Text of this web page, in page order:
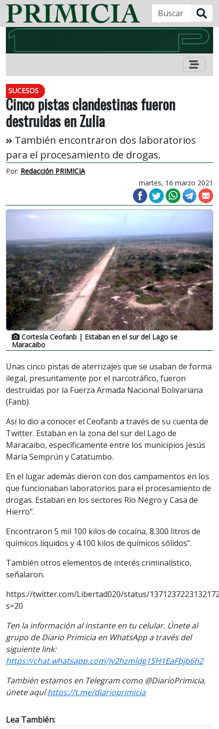
SUCESOS
Cinco pistas clandestinas fueron
destruidas en Zulia
También encontraron dos laboratorios
para el procesamiento de drogas.
Por: Redacción PRIMICIA
martes, 16 marzo 2021
Cortesía Ceofanb | Estaban en el sur del Lago se
Maracaibo
Unas cinco pistas de aterrizajes que se usaban de forma
ilegal, presuntamente por el narcotráfico, fueron
destruidas por la Fuerza Armada Nacional Bolivariana
(Fanb).
Así lo dio a conocer el Ceofanb a través de su cuenta de
Twitter. Estaban en la zona del sur del Lago de
Maracaibo, específicamente entre los municipios Jesús
María Semprún y Catatumbo.
En el lugar además dieron con dos campamentos en los
que funcionaban laboratorios para el procesamiento de
drogas. Estaban en los sectores Río Negro y Casa de
Hierro”.
Encontraron 5 mil 100 kilos de cocaína, 8.300 litros de
químicos líquidos y 4.100 kilos de químicos sólidos”.
También otros elementos de interés criminalístico,
señalaron.
https://twitter.com/Libertad020/status/
s=20
Ten la información al instante en tu celular. Únete al
grupo de Diario Primicia en WhatsApp a través del
siguiente link:
https://chat.whatsapp.com/Jv2hzmldg1SH1EaFbjb6h2
También estamos en Telegram como @DiarioPrimicia,
únete aquíhttps://t.me/diarioprimicia
Lea También: